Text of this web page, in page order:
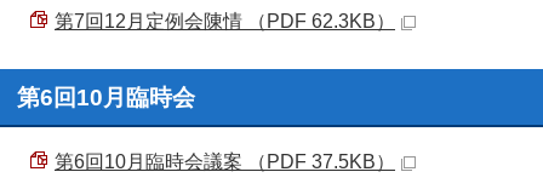
第7回12月定例会陳情 （PDF 62.3KB）
第6回10月臨時会
第6回10月臨時会議案 （PDF 37.5KB）